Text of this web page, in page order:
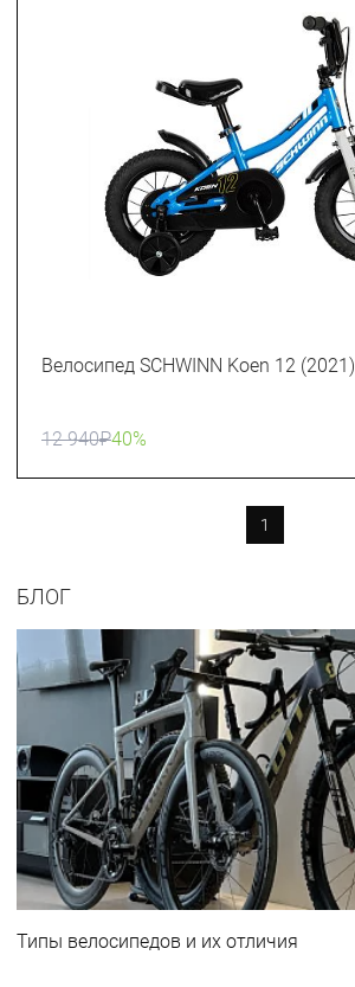
Велосипед SCHWINN Koen 12 (2021)
12 940₽40%
1
БЛОГ
Типы велосипедов и их отличия